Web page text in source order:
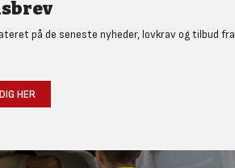
på de seneste nyheder, lovkrav og tilbud fra
HER